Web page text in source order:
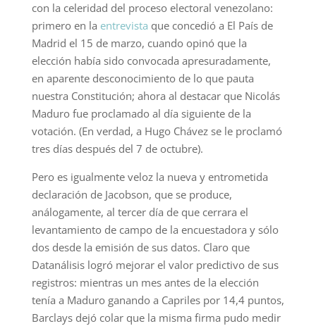
con la celeridad del proceso electoral venezolano:
primero en la entrevista que concedió a El País de
Madrid el 15 de marzo, cuando opinó que la
elección había sido convocada apresuradamente,
en aparente desconocimiento de lo que pauta
nuestra Constitución; ahora al destacar que Nicolás
Maduro fue proclamado al día siguiente de la
votación. (En verdad, a Hugo Chávez se le proclamó
tres días después del 7 de octubre).
Pero es igualmente veloz la nueva y entrometida
declaración de Jacobson, que se produce,
análogamente, al tercer día de que cerrara el
levantamiento de campo de la encuestadora y sólo
dos desde la emisión de sus datos. Claro que
Datanálisis logró mejorar el valor predictivo de sus
registros: mientras un mes antes de la elección
tenía a Maduro ganando a Capriles por 14,4 puntos,
Barclays dejó colar que la misma firma pudo medir